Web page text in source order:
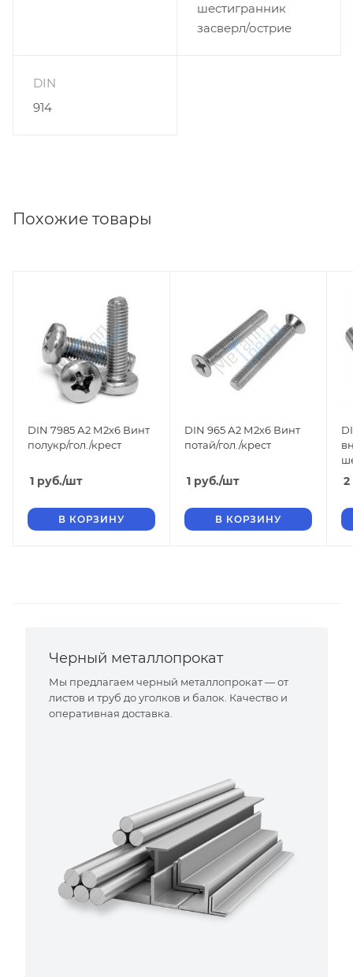
шестигранник
засверл/острие
DIN
914
Похожие товары
DIN 7985 А2 М2х6 Винт
полукр/гол./крест
1 руб./шт
В КОРЗИНУ
DIN 965 А2 М2х6 Винт
потай/гол./крест
1 руб./шт
В КОРЗИНУ
2
Черный металлопрокат
Мы предлагаем черный металлопрокат — от
листов и труб до уголков и балок. Качество и
оперативная доставка.